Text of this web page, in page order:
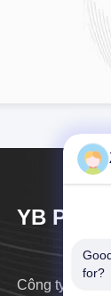
YB
Công ty
for?